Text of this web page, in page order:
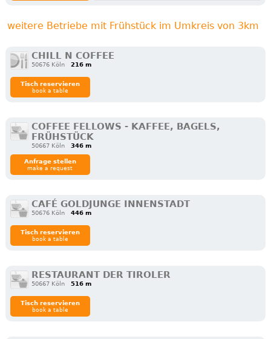
weitere Betriebe mit Frühstück im Umkreis von 3km
CHILL N COFFEE
50676 Köln 216 m
Tisch reservieren
book a table
COFFEE FELLOWS - KAFFEE, BAGELS,
FRÜHSTÜCK
50667 Köln 346 m
Anfrage stellen
make a request
CAFÉ GOLDJUNGE INNENSTADT
50676 Köln 446 m
Tisch reservieren
book a table
RESTAURANT DER TIROLER
50667 Köln 516 m
Tisch reservieren
book a table